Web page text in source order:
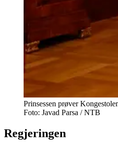
Prinsessen prøver
Foto: Javad Parsa / NTB
Regjeringen